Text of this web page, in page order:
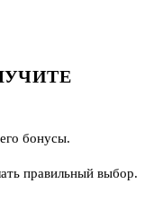
бонусы.
правильный выбор.